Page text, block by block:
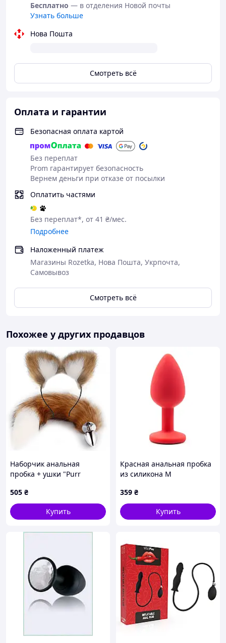
и не вызывает раздражения. Пробка надежно
фиксируется благодаря тонкой шейке, а широкое
основание с инкрустированным кристаллом
Характеристики:
Длина: 8 см
Рабочая длина: 5 см
Материал: нержавеющая сталь
Цвет: в ассортименте (можно уточнить
при оформлении заказа)
Бесплатно — в отделения Новой почты
Узнать больше
Нова Пошта
Смотреть всё
Оплата и гарантии
Безопасная оплата картой
Без переплат
Prom гарантирует безопасность
Вернем деньги при отказе от посылки
Оплатить частями
Без переплат*, от 41 ₴/мес.
Подробнее
Наложенный платеж
Магазины Rozetka, Нова Пошта, Укрпочта,
Самовывоз
Смотреть всё
Похожее у других продавцов
Наборчик анальная
пробка + ушки "Purr
505 ₴
Купить
Красная анальная пробка
из силикона М
359 ₴
Купить